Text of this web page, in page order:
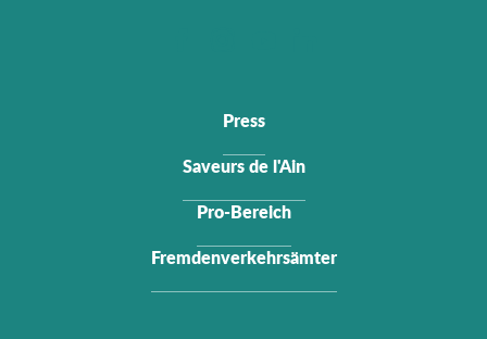
Press
Saveurs de l'Ain
Pro-Bereich
Fremdenverkehrsämter